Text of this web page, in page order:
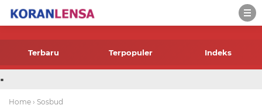
-->
Terbaru Terpopuler Indeks
.
Home › Sosbud